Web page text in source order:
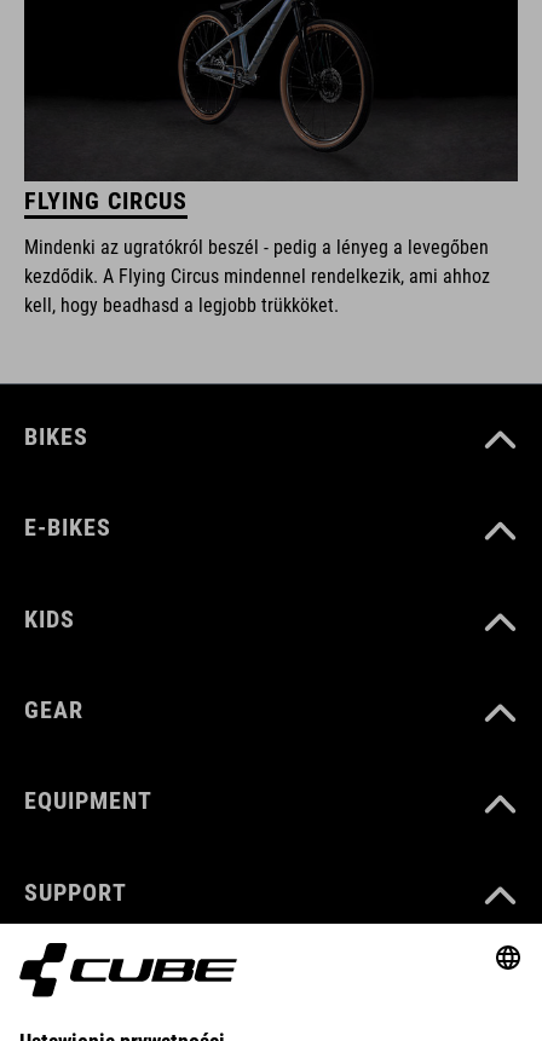
FLYING CIRCUS
Mindenki az ugratókról beszél - pedig a lényeg a levegőben
kezdődik. A Flying Circus mindennel rendelkezik, ami ahhoz
kell, hogy beadhasd a legjobb trükköket.
BIKES
E-BIKES
KIDS
GEAR
EQUIPMENT
SUPPORT
ABOUT US